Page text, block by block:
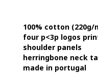
100% cotton (220g/
four p<3p logos
shoulder panels
herringbone neck
made in portugal